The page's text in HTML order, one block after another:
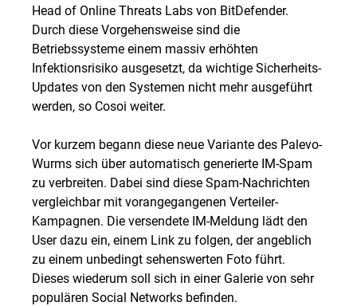
Head of Online Threats Labs von BitDefender.
Durch diese Vorgehensweise sind die
Betriebssysteme einem massiv erhöhten
Infektionsrisiko ausgesetzt, da wichtige Sicherheits-
Updates von den Systemen nicht mehr ausgeführt
werden, so Cosoi weiter.
Vor kurzem begann diese neue Variante des Palevo-
Wurms sich über automatisch generierte IM-Spam
zu verbreiten. Dabei sind diese Spam-Nachrichten
vergleichbar mit vorangegangenen Verteiler-
Kampagnen. Die versendete IM-Meldung lädt den
User dazu ein, einem Link zu folgen, der angeblich
zu einem unbedingt sehenswerten Foto führt.
Dieses wiederum soll sich in einer Galerie von sehr
populären Social Networks befinden.